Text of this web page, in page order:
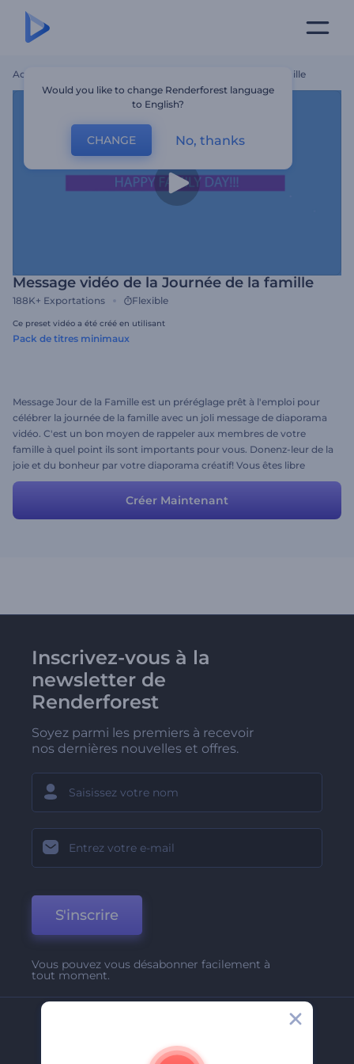
Accueil Message Vidéo De La Journée De La Famille
Message vidéo de la Journée de la famille
188K+ Exportations Flexible
Ce preset vidéo a été créé en utilisant
Pack de titres minimaux
Message Jour de la Famille est un préréglage prêt à l'emploi pour
célébrer la journée de la famille avec un joli message de diaporama
vidéo. C'est un bon moyen de rappeler aux membres de votre
famille à quel point ils sont importants pour vous. Donenz-leur de la
joie et du bonheur par votre diaporama créatif! Vous êtes libre
d'ajouter votre propre texte et de télécharger vos propres photos
et votre musique. Amusez-vous!Créer Maintenant
Inscrivez-vous à la
newsletter de
Renderforest
Soyez parmi les premiers à recevoir
nos dernières nouvelles et offres.
S'inscrire
Vous pouvez vous désabonner facilement à
tout moment.
A Propos De Nous
Would you like to change Renderforest language
to English?
CHANGE No, thanks